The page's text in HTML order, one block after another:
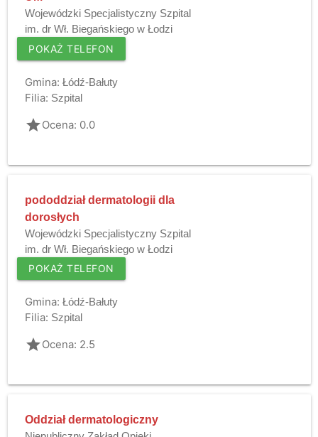
Wojewódzki Specjalistyczny Szpital
im. dr Wł. Biegańskiego w Łodzi
POKAŻ TELEFON
Gmina: Łódź-Bałuty
Filia: Szpital
gradeOcena: 0.0
pododdział dermatologii dla
dorosłych
Wojewódzki Specjalistyczny Szpital
im. dr Wł. Biegańskiego w Łodzi
POKAŻ TELEFON
Gmina: Łódź-Bałuty
Filia: Szpital
gradeOcena: 2.5
Oddział dermatologiczny